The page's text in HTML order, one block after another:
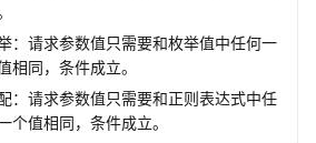
：请求参数值只需要和枚举值中任何一
相同，条件成立。
：请求参数值只需要和正则表达式中任
个值相同，条件成立。